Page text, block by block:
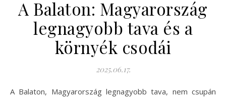
A Balaton: Magyarország
legnagyobb tava és a
környék csodái
2025.06.17.
A Balaton, Magyarország legnagyobb tava, nem csupán